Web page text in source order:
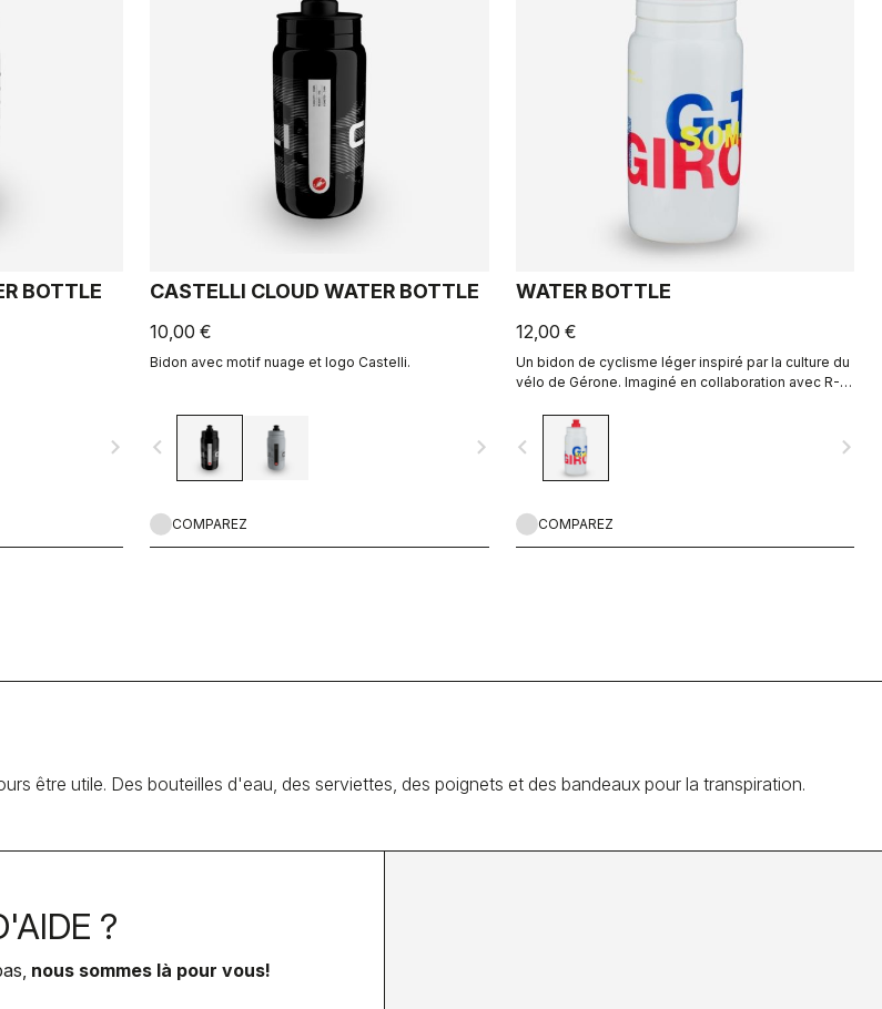
BOTTLE
navigate_next
CASTELLI CLOUD WATER BOTTLE
10,00 €
Bidon avec motif nuage et logo Castelli.
navigate_before navigate_next
COMPAREZ
WATER BOTTLE
12,00 €
Un bidon de cyclisme léger inspiré par la culture du
vélo de Gérone. Imaginé en collaboration avec R-
navigate_before navigate_next
COMPAREZ
être utile. Des bouteilles d'eau, des serviettes, des poignets et des bandeaux pour la transpiration.
?
nous sommes là pour vous!